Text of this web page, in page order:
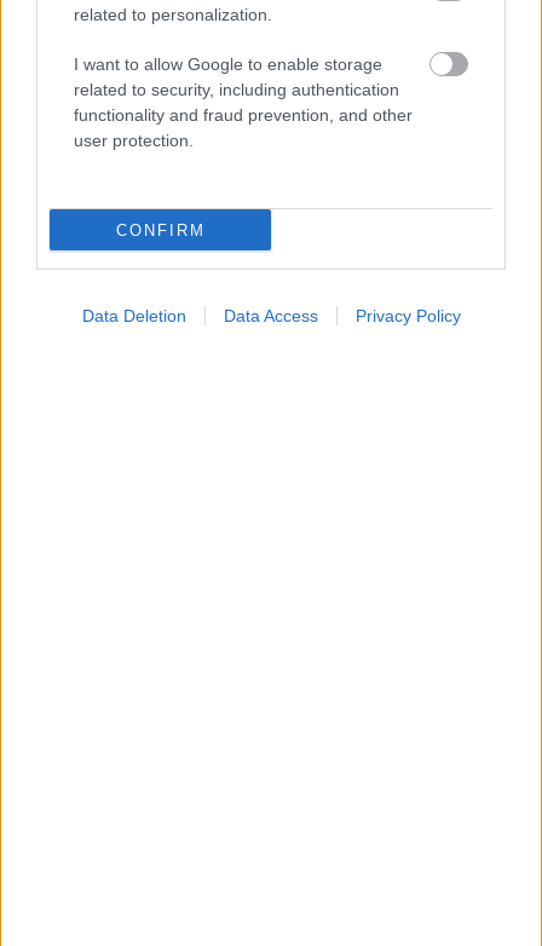
related to personalization.
I want to allow Google to enable storage
related to security, including authentication
functionality and fraud prevention, and other
user protection.
CONFIRM
Data Deletion Data Access Privacy Policy